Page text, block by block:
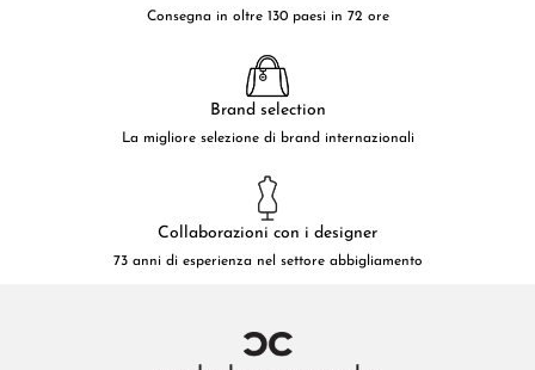
Consegna in oltre 130 paesi in 72 ore
Brand selection
La migliore selezione di brand internazionali
Collaborazioni con i designer
73 anni di esperienza nel settore abbigliamento